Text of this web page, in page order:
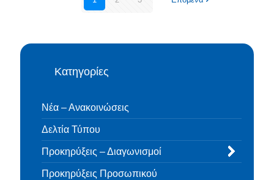
Κατηγορίες
Νέα – Ανακοινώσεις
Δελτία Τύπου
Προκηρύξεις – Διαγωνισμοί
Προκηρύξεις Προσωπικού